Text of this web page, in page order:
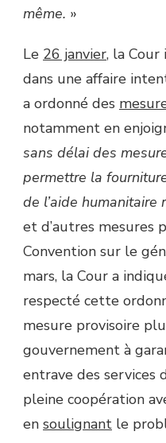
même. »
Le 26 janvier, la Cour
dans une affaire
a ordonné des
notamment en
sans délai des
permettre la
de l’aide
et d’autres mesures
Convention sur le
mars, la Cour a
respecté cette
mesure provisoire
gouvernement à
entrave des services
pleine coopération
en soulignant le